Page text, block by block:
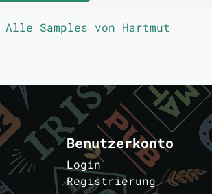
Alle Samples von Hartmut
Benutzerkonto
Login
Registrierung